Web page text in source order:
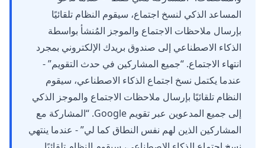
المساعد الذكي لنسخ اجتماع، سيقوم النظام تلقائيًا
بإرسال ملاحظات الاجتماع والموجز المُنشأ بواسطة
الذكاء الاصطناعي إلى صندوق بريدك الإلكتروني بمجرد
انتهاء الاجتماع. “جميع المشاركين في حدث التقويم” -
عندما يكتمل نسخ اجتماع الذكاء الاصطناعي، سيقوم
النظام تلقائيًا بإرسال ملاحظات الاجتماع والموجز الذكي
إلى جميع المدعوين عبر تقويم Google. “المشاركة مع
المشاركين الذين لهم نفس النطاق كما لي” - عندما ينتهي